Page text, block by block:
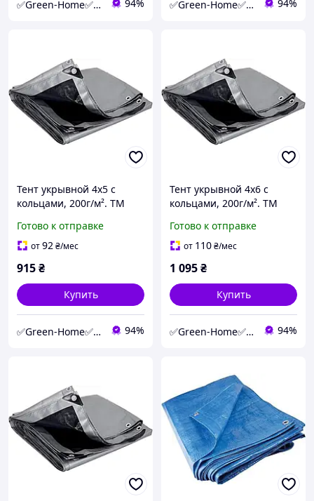
✅Green-Home✅Интернет-магазин для сада, дома и авто. 94% ✅Green-Home✅Интернет-магазин для сада, дома и авто. 94%
Тент укрывной 4х5 с
кольцами, 200г/м². ТМ
чёрный, +/- 5%. Прочный
и влагостойкий.
Готово к отправке
от92₴/мес
915₴
Купить
✅Green-Home✅Интернет-магазин для сада, дома и авто. 94%
Тент укрывной 4х6 с
кольцами, 200г/м². ТМ
чёрный, +/- 5%. Прочный
и влагостойкий.
Готово к отправке
от 110₴/мес
1 095₴
Купить
✅Green-Home✅Интернет-магазин для сада, дома и авто. 94%